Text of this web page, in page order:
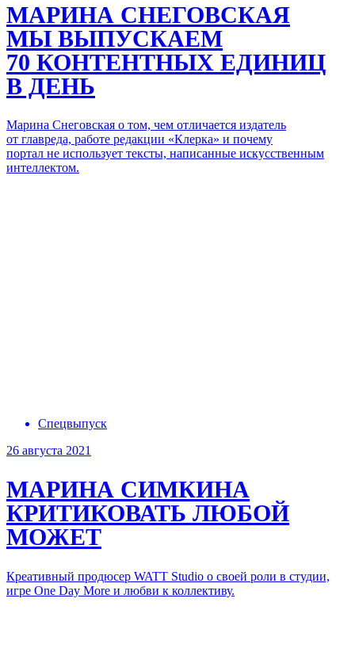
МАРИНА СНЕГОВСКАЯ
МЫ ВЫПУСКАЕМ
70 КОНТЕНТНЫХ ЕДИНИЦ
В ДЕНЬ
Марина Снеговская о том, чем отличается издатель
от главреда, работе редакции «Клерка» и почему
портал не использует тексты, написанные искусственным
интеллектом.
Спецвыпуск
26 августа 2021
МАРИНА СИМКИНА
КРИТИКОВАТЬ ЛЮБОЙ
МОЖЕТ
Креативный продюсер WATT Studio о своей роли в студии,
игре One Day More и любви к коллективу.